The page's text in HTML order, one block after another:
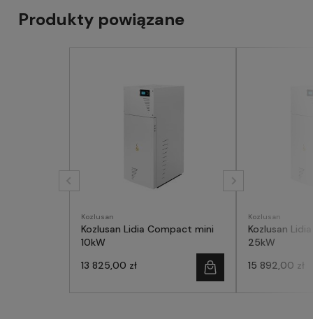
Produkty powiązane
Kozlusan
Kozlusan Lidia Compact mini
10kW
13 825,00 zł
Kozlusan
Kozlusan
25kW
15 892,00 zł